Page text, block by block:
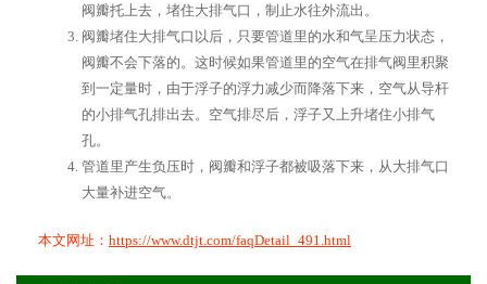
阀瓣托上去，堵住大排气口，制止水往外流出。
阀瓣堵住大排气口以后，只要管道里的水和气呈压力状态，
阀瓣不会下落的。这时候如果管道里的空气在排气阀里积聚
到一定量时，由于浮子的浮力减少而降落下来，空气从导杆
的小排气孔排出去。空气排尽后，浮子又上升堵住小排气
孔。
管道里产生负压时，阀瓣和浮子都被吸落下来，从大排气口
大量补进空气。
本文网址： https://www.dtjt.com/faqDetail_491.html